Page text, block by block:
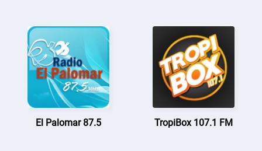
El Palomar 87.5 TropiBox 107.1 FM